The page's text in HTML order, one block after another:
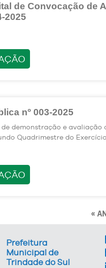
de Convocação de
2025
nº 003-2025
demonstração e avaliação
Quadrimestre do
«
Prefeitura
Municipal de
Trindade do Sul